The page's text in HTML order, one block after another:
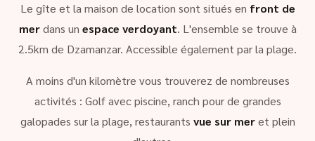
Le gîte et la maison de location sont situés en front de
merdans un espace verdoyant. L'ensemble se trouve à
2.5km de Dzamanzar. Accessible également par la plage.
A moins d'un kilomètre vous trouverez de nombreuses
activités : Golf avec piscine, ranch pour de grandes
galopades sur la plage, restaurants vue sur meret plein